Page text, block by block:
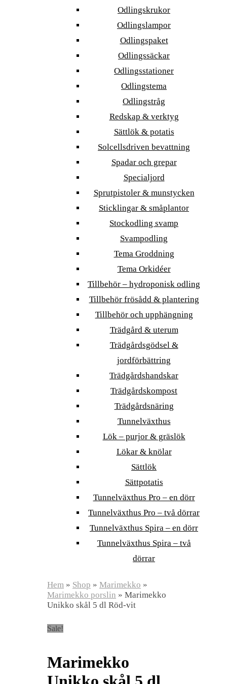
Odlingskrukor
Odlingslampor
Odlingspaket
Odlingssäckar
Odlingsstationer
Odlingstema
Odlingstråg
Redskap & verktyg
Sättlök & potatis
Solcellsdriven bevattning
Spadar och grepar
Specialjord
Sprutpistoler & munstycken
Sticklingar & småplantor
Stockodling svamp
Svampodling
Tema Groddning
Tema Orkidéer
Tillbehör – hydroponisk odling
Tillbehör frösådd & plantering
Tillbehör och upphängning
Trädgård & uterum
Trädgårdsgödsel &
jordförbättring
Trädgårdshandskar
Trädgårdskompost
Trädgårdsnäring
Tunnelväxthus
Lök – purjor & gräslök
Lökar & knölar
Sättlök
Sättpotatis
Tunnelväxthus Pro – en dörr
Tunnelväxthus Pro – två dörrar
Tunnelväxthus Spira – en dörr
Tunnelväxthus Spira – två
dörrar
Hem » Shop » Marimekko »
Marimekko porslin » Marimekko
Unikko skål 5 dl Röd-vit
Sale!
Marimekko